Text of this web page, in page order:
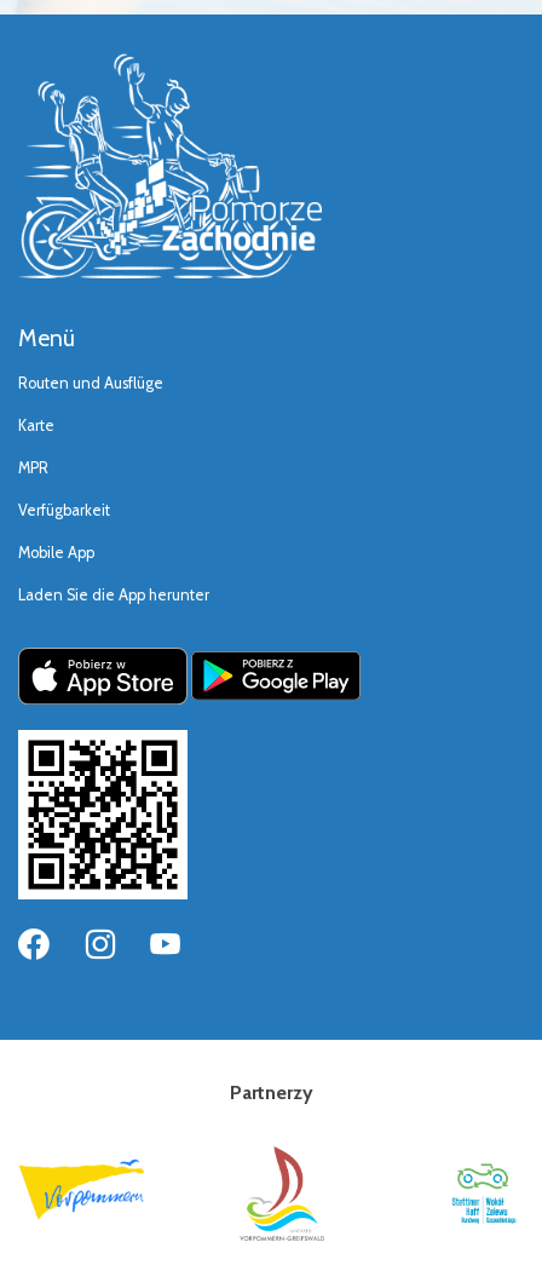
Menü
Routen und Ausflüge
Karte
MPR
Verfügbarkeit
Mobile App
Laden Sie die App herunter
Partnerzy